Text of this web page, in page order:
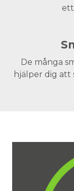
De många
hjälper dig att